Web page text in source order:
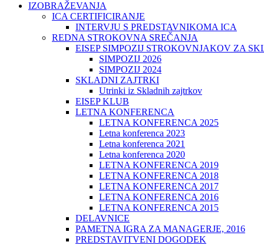
IZOBRAŽEVANJA
ICA CERTIFICIRANJE
INTERVJU S PREDSTAVNIKOMA ICA
REDNA STROKOVNA SREČANJA
EISEP SIMPOZIJ STROKOVNJAKOV ZA
SIMPOZIJ 2026
SIMPOZIJ 2024
SKLADNI ZAJTRKI
Utrinki iz Skladnih zajtrkov
EISEP KLUB
LETNA KONFERENCA
LETNA KONFERENCA 2025
Letna konferenca 2023
Letna konferenca 2021
Letna konferenca 2020
LETNA KONFERENCA 2019
LETNA KONFERENCA 2018
LETNA KONFERENCA 2017
LETNA KONFERENCA 2016
LETNA KONFERENCA 2015
DELAVNICE
PAMETNA IGRA ZA MANAGERJE, 2016
PREDSTAVITVENI DOGODEK